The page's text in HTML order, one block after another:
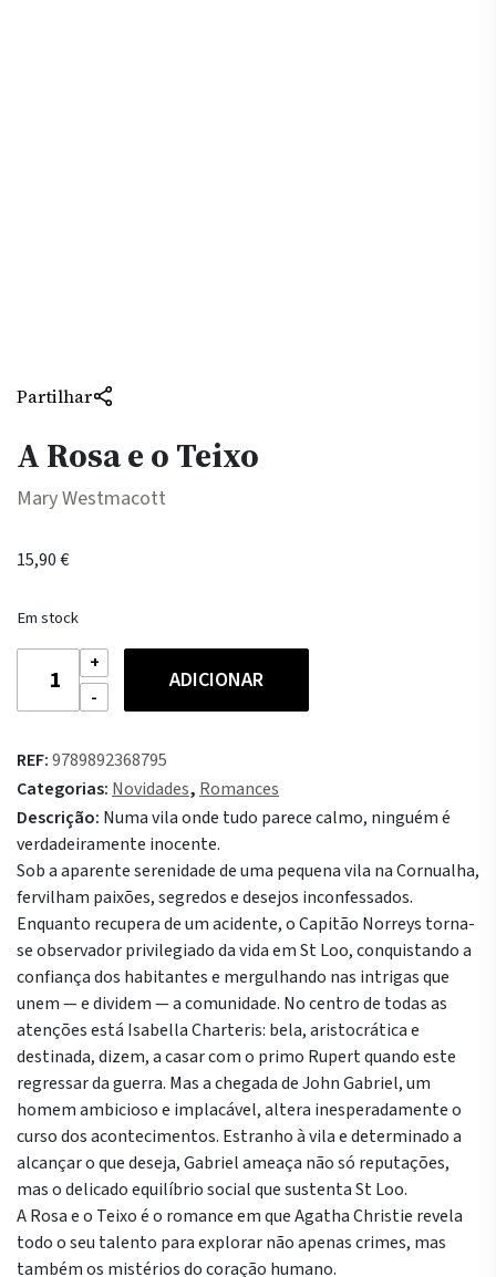
Partilhar
A Rosa e o Teixo
Mary Westmacott
15,90€
Em stock
Quantidade
A
e
o
Teixo
ADICIONAR
REF:9789892368795
Categorias: Novidades, Romances
Descrição: Numa vila onde tudo parece calmo, ninguém é
verdadeiramente inocente.
Sob a aparente serenidade de uma pequena vila na Cornualha,
fervilham paixões, segredos e desejos inconfessados.
Enquanto recupera de um acidente, o Capitão Norreys torna-
se observador privilegiado da vida em St Loo, conquistando a
confiança dos habitantes e mergulhando nas intrigas que
unem — e dividem — a comunidade. No centro de todas as
atenções está Isabella Charteris: bela, aristocrática e
destinada, dizem, a casar com o primo Rupert quando este
regressar da guerra. Mas a chegada de John Gabriel, um
homem ambicioso e implacável, altera inesperadamente o
curso dos acontecimentos. Estranho à vila e determinado a
alcançar o que deseja, Gabriel ameaça não só reputações,
mas o delicado equilíbrio social que sustenta St Loo.
A Rosa e o Teixo é o romance em que Agatha Christie revela
todo o seu talento para explorar não apenas crimes, mas
também os mistérios do coração humano.